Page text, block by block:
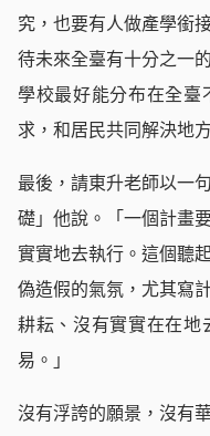
究，也要有人做產學銜
待未來全臺有十分之一
學校最好能分布在全臺
求，和居民共同解決地
最後，請東升老師以一
礎」他說。「一個計畫
實實地去執行。這個聽
偽造假的氣氛，尤其寫
耕耘、沒有實實在在地
易。」
沒有浮誇的願景，沒有